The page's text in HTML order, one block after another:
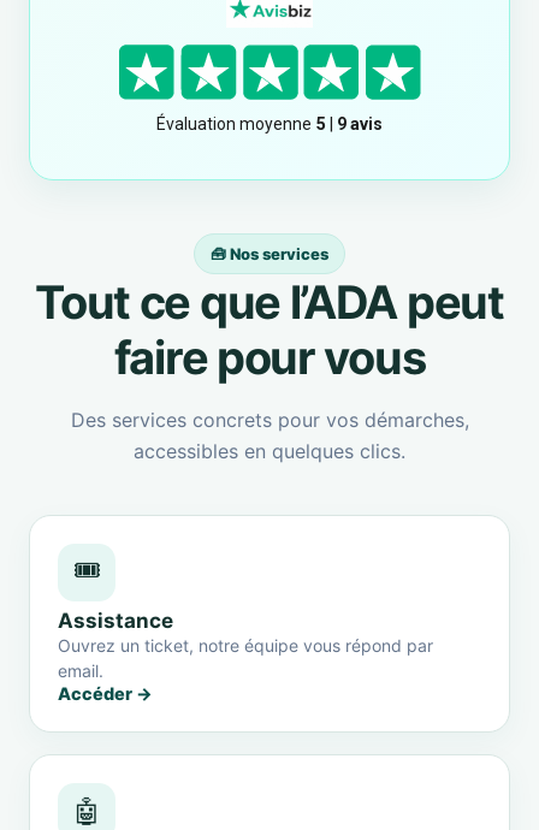
🧰 Nos services
Tout ce que l’ADA peut
faire pour vous
Des services concrets pour vos démarches,
accessibles en quelques clics.
🎟️
Assistance
Ouvrez un ticket, notre équipe vous répond par
email.
Accéder →
🤖